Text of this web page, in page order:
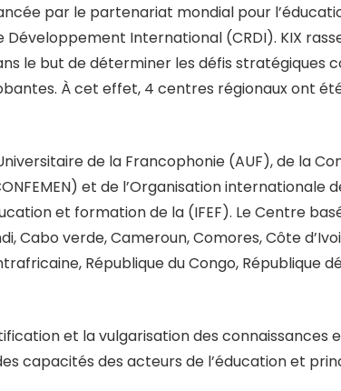
par le partenariat mondial pour
International (CRDI). KIX
le but de déterminer les défis stratégiques
À cet effet, 4 centres régionaux ont
de la Francophonie (AUF), de la
et de l’Organisation internationale
et formation de la (IFEF). Le Centre basé
Cabo verde, Cameroun, Comores, Côte
République du Congo, République
et la vulgarisation des connaissances
capacités des acteurs de l’éducation et